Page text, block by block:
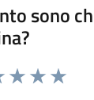
sono
1 a 5 stelle la